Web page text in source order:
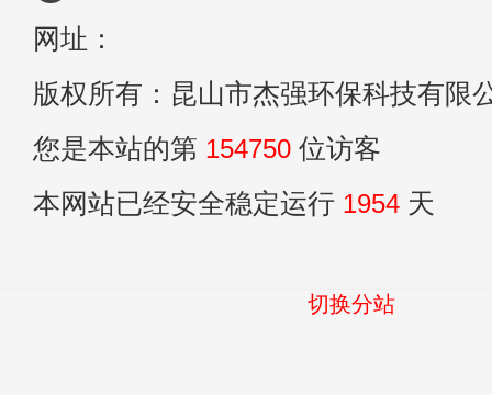
网址：
版权所有：昆山市杰强环保科技有限
您是本站的第 154750 位访客
本网站已经安全稳定运行 1954 天
切换分站